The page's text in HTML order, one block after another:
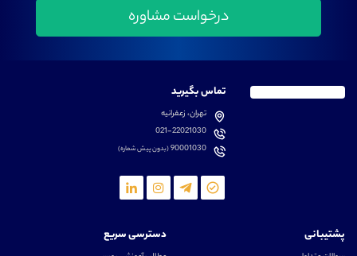
تماس بگیرید
تهران، زعفرانیه
021-22021030
90001030(بدون پیش شماره)
پشتیبانی دسترسی سریع